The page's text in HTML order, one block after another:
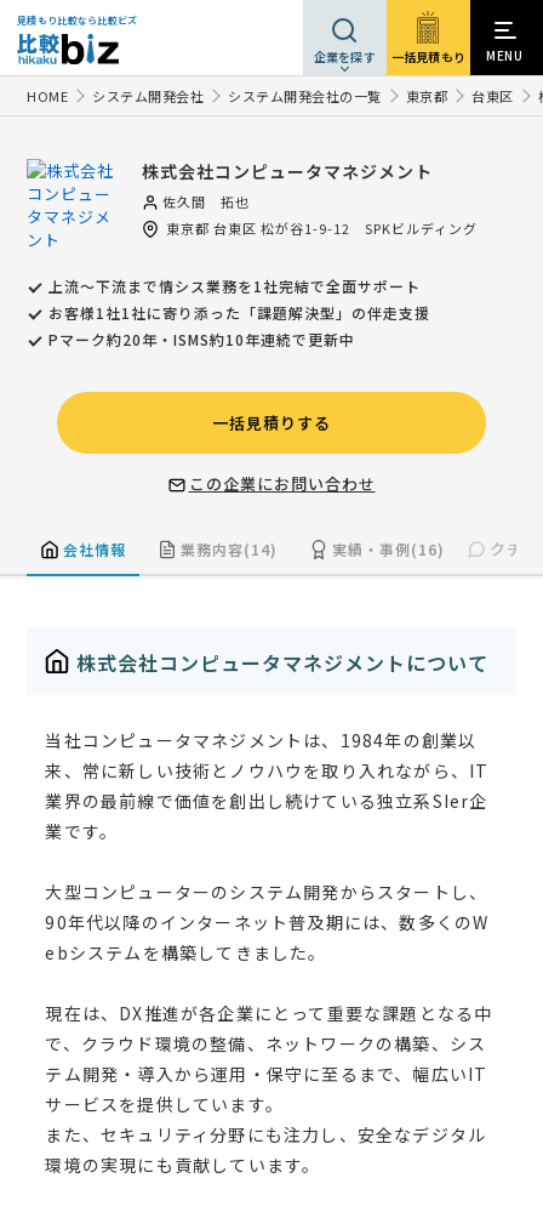
見積もり比較なら比較ビズ
企業を探す 一括見積もり MENU
HOME システム開発会社 システム開発会社の一覧 東京都 台東区
株式会社コンピュータマネジメント
佐久間 拓也
東京都 台東区 松が谷1-9-12 SPKビルディング
上流～下流まで情シス業務を1社完結で全面サポート
お客様1社1社に寄り添った「課題解決型」の伴走支援
Pマーク約20年・ISMS約10年連続で更新中
一括見積りする
この企業にお問い合わせ
会社情報 業務内容(14) 実績・事例(16) クチ
株式会社コンピュータマネジメントについて
当社コンピュータマネジメントは、1984年の創業以
来、常に新しい技術とノウハウを取り入れながら、IT
業界の最前線で価値を創出し続けている独立系SIer企
業です。
大型コンピューターのシステム開発からスタートし、
90年代以降のインターネット普及期には、数多くのW
ebシステムを構築してきました。
現在は、DX推進が各企業にとって重要な課題となる中
で、クラウド環境の整備、ネットワークの構築、シス
テム開発・導入から運用・保守に至るまで、幅広いIT
サービスを提供しています。
また、セキュリティ分野にも注力し、安全なデジタル
環境の実現にも貢献しています。